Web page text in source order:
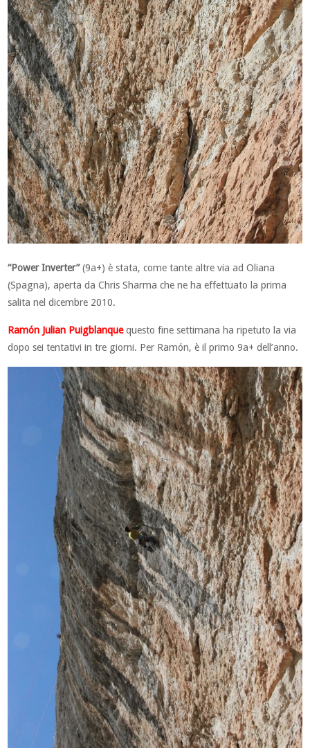
“Power Inverter”(9a+) è stata, come tante altre via ad Oliana
(Spagna), aperta da Chris Sharma che ne ha effettuato la prima
salita nel dicembre 2010.
Ramón Julian Puigblanquequesto fine settimana ha ripetuto la via
dopo sei tentativi in tre giorni. Per Ramón, è il primo 9a+ dell’anno.